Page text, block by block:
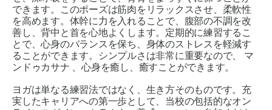
できます。このポーズは筋肉をリラックスさせ、柔軟性
を高めます。体幹に力を入れることで、腹部の不調を改
善し、背中と首を心地よくします。定期的に練習するこ
とで、心身のバランスを保ち、身体のストレスを軽減す
ることができます。シンプルさは非常に重要なので、 マ
ンドゥカサナ 、心身を癒し、癒すことができます。
ヨガは単なる練習法ではなく、生き方そのものです。充
実したキャリアへの第一歩として、当校の包括的なオン